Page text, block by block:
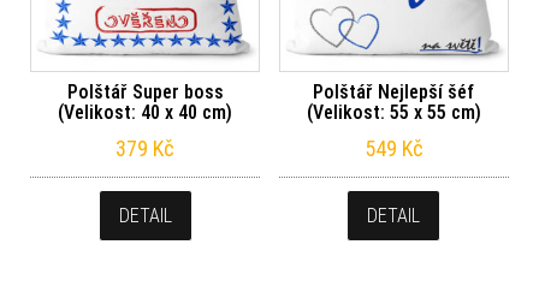
Polštář Super boss
(Velikost: 40 x 40 cm)
379 Kč
DETAIL
Polštář Nejlepší šéf
(Velikost: 55 x 55 cm)
549 Kč
DETAIL